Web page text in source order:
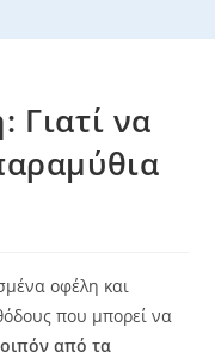
Γιατί να
οφέλη και
που μπορεί να
από τα